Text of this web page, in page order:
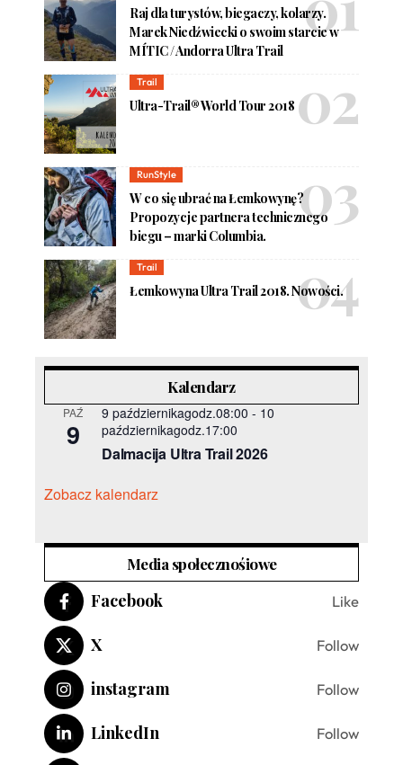
Raj dla turystów, biegaczy, kolarzy.
Marek Niedźwiecki o swoim starcie w
MÍTIC / Andorra Ultra Trail
Trail
Ultra-Trail® World Tour 2018
RunStyle
W co się ubrać na Łemkowynę?
Propozycje partnera technicznego
biegu – marki Columbia.
Trail
Łemkowyna Ultra Trail 2018. Nowości.
Kalendarz
PAŹ
9
9 październikagodz.08:00 - 10
październikagodz.17:00
Dalmacija Ultra Trail 2026
Zobacz kalendarz
Media społecznośiowe
Facebook Like
X Follow
instagram Follow
LinkedIn Follow